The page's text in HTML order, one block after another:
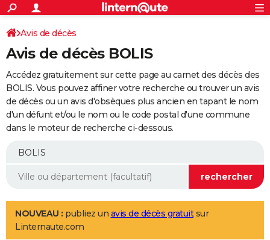
ACTUALITÉS
Politique
Société
Faits Divers
Education
Monde
Villes
+
SPORT
Coupe du monde 2026
Football
Tennis
Cyclisme
Rugby
Forum
Programme TV
TNT
Streaming
Cinéma
Sorties cinéma
Musique
+
FINANCE
Retraite
Impôts
Epargne
Immobilier
Risques naturels par ville
Banque
Assurance
Crédit
AUTO
Essais
Réserver un essai
Citadines
Berlines
SUV
Forum auto
+
Mobiles
Meilleur smartphone
Internet
Ordinateurs
Jeux vidéo
Guide high-tech
Aménagement intérieur
LIFESTYLE
Art de vivre
Bien-être
Loisirs
Mode
Modes de vie
Avis de décès
Avis de décès BOLIS
Accédez gratuitement sur cette page au carnet des décès des
BOLIS. Vous pouvez affiner votre recherche ou trouver un avis
de décès ou un avis d'obsèques plus ancien en tapant le nom
d'un défunt et/ou le nom ou le code postal d'une commune
dans le moteur de recherche ci-dessous.
NOUVEAU : publiez un avis de décès gratuitsur
Linternaute.com